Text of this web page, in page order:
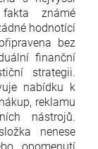
fakta známé
hodnotící
bez
finanční
strategii.
nabídku k
reklamu
nástrojů.
nenese
opomenutí